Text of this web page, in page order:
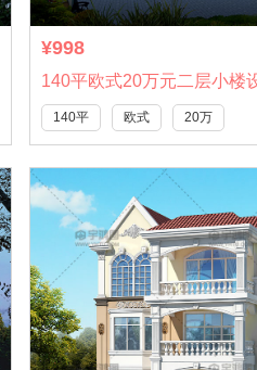
¥998
140平欧式20万元二层小楼
140平 欧式 20万